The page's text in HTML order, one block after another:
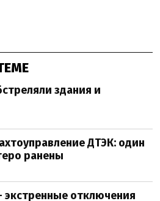
здания и
ДТЭК: один
ранены
экстренные отключения